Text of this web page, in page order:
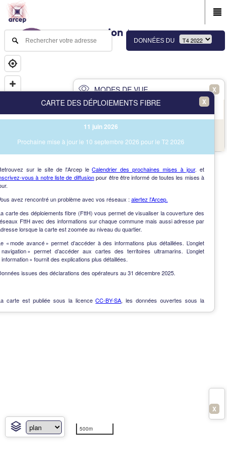
500m
DONNÉES DU
MODES DE VUE X
Vue des immeubles et des communes
X
CARTE DES DÉPLOIEMENTS FIBRE
11 juin 2026
Prochaine mise à jour le 10 septembre 2026 pour le T2 2026
sur le site de l'Arcep leCalendrier des prochaines mises à jour. et
vous à notre liste de diffusionpour être être informé de toutes les mises à
avez rencontré un problème avec vos réseaux : alertez l'Arcep.
carte des déploiements fibre (FttH) vous permet de visualiser la couverture des
FttH avec des informations sur chaque commune mais aussi adresse par
lorsque la carte est zoomée au niveau du quartier.
« mode avancé » permet d’accéder à des informations plus détaillées. L’onglet
navigation » permet d’accéder aux cartes des territoires ultramarins. L’onglet
information » fournit des explications plus détaillées.
issues des déclarations des opérateurs au 31 décembre 2025.
carte est publiée sous la licenceCC-BY-SA, les données ouvertes sous la
X
NAV